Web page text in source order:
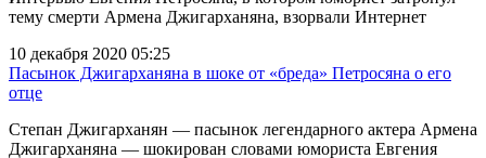
тему смерти Армена Джигарханяна, взорвали Интернет
10 декабря 2020 05:25
Пасынок Джигарханяна в шоке от «бреда» Петросяна о его
отце
Степан Джигарханян — пасынок легендарного актера Армена
Джигарханяна — шокирован словами юмориста Евгения